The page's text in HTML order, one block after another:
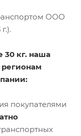
ООО
30 кг. наша
покупателями